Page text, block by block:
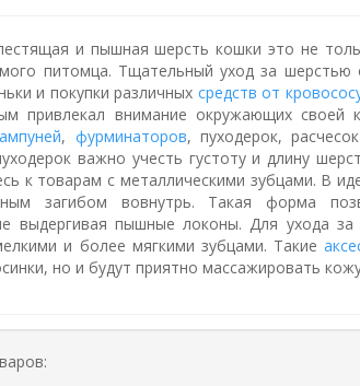
и пышная шерсть кошки это не
питомца. Тщательный уход за шерстью
и покупки различных средств от
привлекал внимание окружающих своей
, фурминаторов, пуходерок,
важно учесть густоту и длину
к товарам с металлическими зубцами. В
загибом вовнутрь. Такая форма
выдергивая пышные локоны. Для ухода
и более мягкими зубцами. Такие
но и будут приятно массажировать